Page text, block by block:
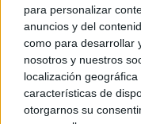
para personalizar
anuncios y del
como para desarrollar
nosotros y nuestros
localización
características de
otorgarnos su